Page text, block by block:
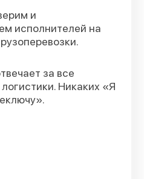
и
исполнителей на
за все
Никаких «Я